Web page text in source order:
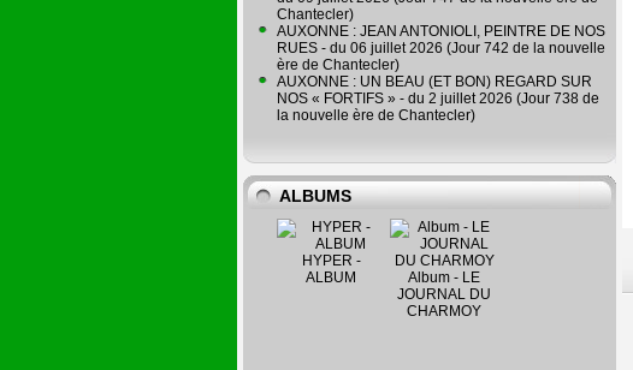
Chantecler)
AUXONNE : JEAN ANTONIOLI, PEINTRE DE NOS
RUES - du 06 juillet 2026 (Jour 742 de la nouvelle
ère de Chantecler)
AUXONNE : UN BEAU (ET BON) REGARD SUR
NOS « FORTIFS » - du 2 juillet 2026 (Jour 738 de
la nouvelle ère de Chantecler)
ALBUMS
HYPER -
ALBUM
Album - LE
JOURNAL DU
CHARMOY